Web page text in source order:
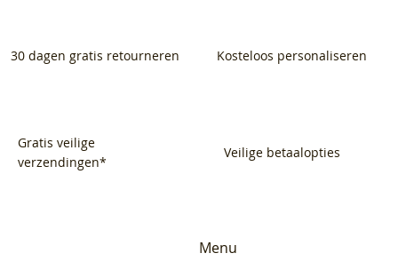
30 dagen gratis retourneren Kosteloos personaliseren
Gratis veilige
verzendingen*
Veilige betaalopties
Menu